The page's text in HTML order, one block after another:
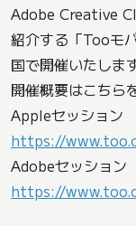
Adobe Creative
紹介する「Tooモ
国で開催いたしま
開催概要はこちら
Appleセッション
https://
Adobeセッション
https://